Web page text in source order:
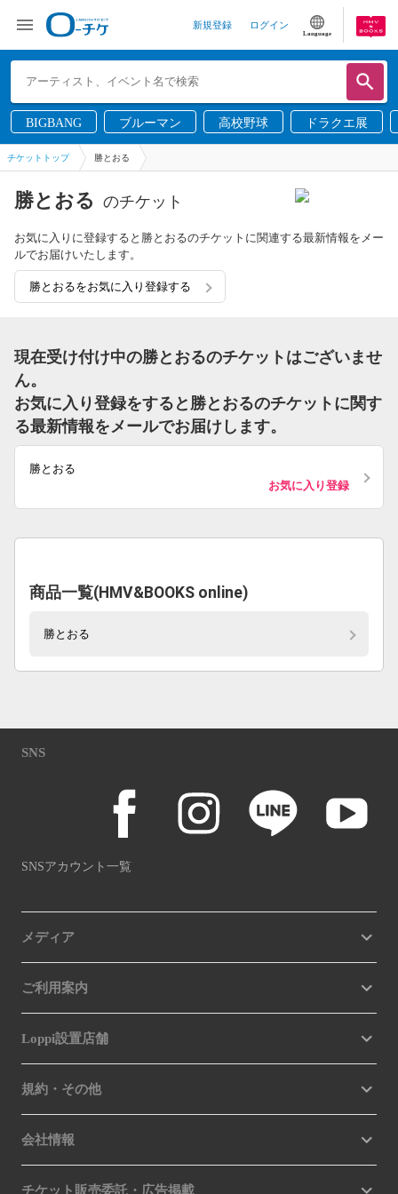
新規登録 ログイン
Language
BIGBANG ブルーマン 高校野球 ドラクエ展
チケットトップ 勝とおる
勝とおる のチケット
お気に入りに登録すると勝とおるのチケットに関連する最新情報をメー
ルでお届けいたします。
勝とおるをお気に入り登録する
現在受け付け中の勝とおるのチケットはございませ
ん。
お気に入り登録をすると勝とおるのチケットに関す
る最新情報をメールでお届けします。
勝とおる
お気に入り登録
商品一覧(HMV&BOOKS online)
勝とおる
SNS
SNSアカウント一覧
メディア
ご利用案内
Loppi設置店舗
規約・その他
会社情報
チケット販売委託・広告掲載